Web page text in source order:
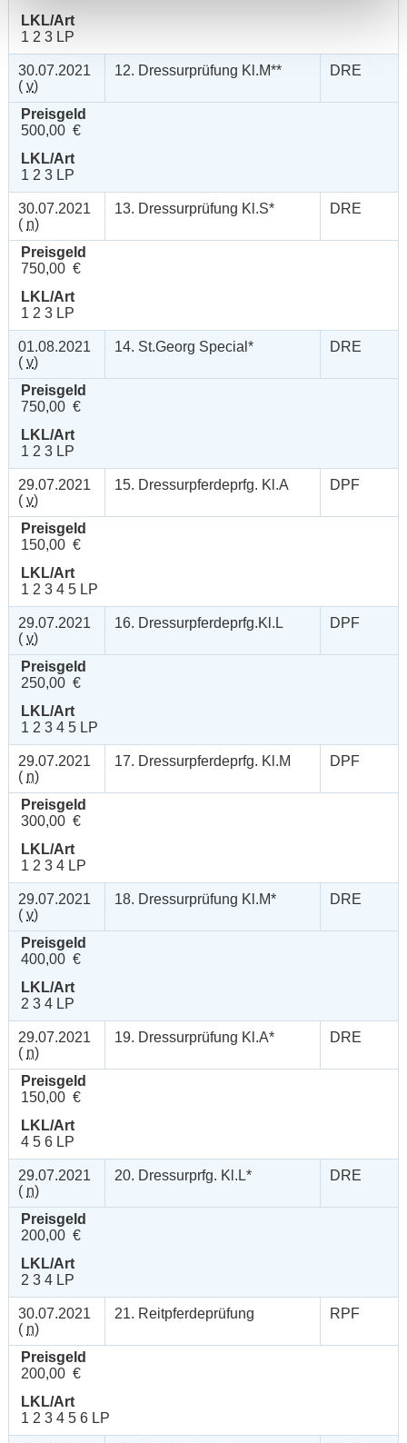
LKL/Art
1 2 3 LP
30.07.2021
( v)
12. Dressurprüfung Kl.M** DRE
Preisgeld
500,00 €
LKL/Art
1 2 3 LP
30.07.2021
( n)
13. Dressurprüfung Kl.S* DRE
Preisgeld
750,00 €
LKL/Art
1 2 3 LP
01.08.2021
( v)
14. St.Georg Special* DRE
Preisgeld
750,00 €
LKL/Art
1 2 3 LP
29.07.2021
( v)
15. Dressurpferdeprfg. Kl.A DPF
Preisgeld
150,00 €
LKL/Art
1 2 3 4 5 LP
29.07.2021
( v)
16. Dressurpferdeprfg.Kl.L DPF
Preisgeld
250,00 €
LKL/Art
1 2 3 4 5 LP
29.07.2021
( n)
17. Dressurpferdeprfg. Kl.M DPF
Preisgeld
300,00 €
LKL/Art
1 2 3 4 LP
29.07.2021
( v)
18. Dressurprüfung Kl.M* DRE
Preisgeld
400,00 €
LKL/Art
2 3 4 LP
29.07.2021
( n)
19. Dressurprüfung Kl.A* DRE
Preisgeld
150,00 €
LKL/Art
4 5 6 LP
29.07.2021
( n)
20. Dressurprfg. Kl.L* DRE
Preisgeld
200,00 €
LKL/Art
2 3 4 LP
30.07.2021
( n)
21. Reitpferdeprüfung RPF
Preisgeld
200,00 €
LKL/Art
1 2 3 4 5 6 LP